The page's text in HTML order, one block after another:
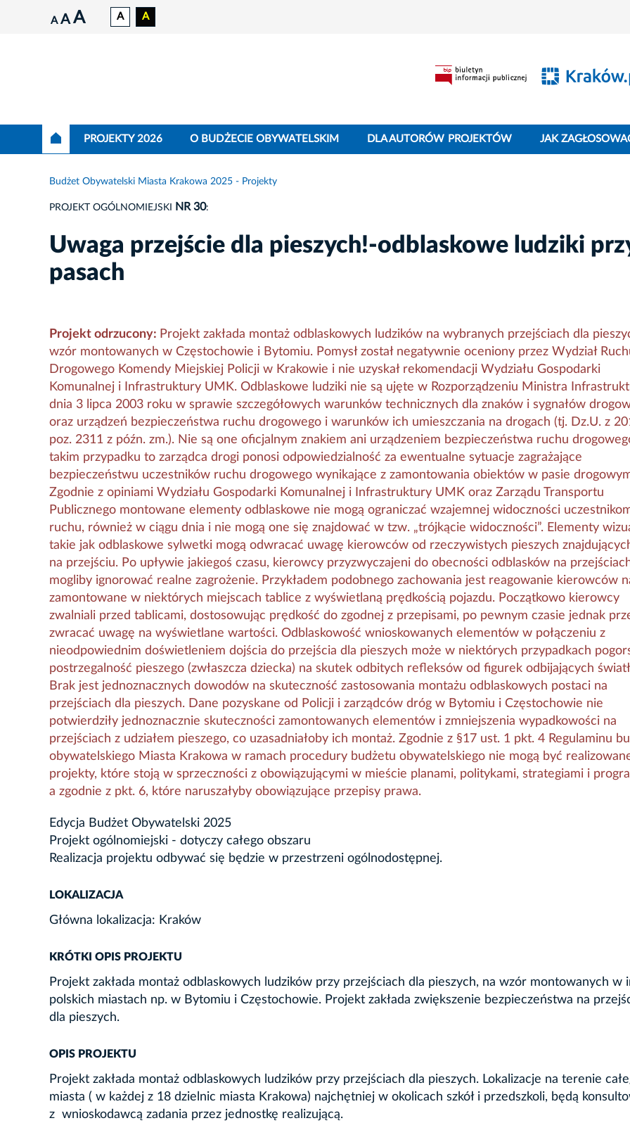
A A A A A
PROJEKTY 2026 O BUDŻECIE OBYWATELSKIM DLA AUTORÓW PROJEKTÓW JAK
Budżet Obywatelski Miasta Krakowa 2025 - Projekty
PROJEKT OGÓLNOMIEJSKI NR 30:
Uwaga przejście dla pieszych!-odblaskowe ludziki
pasach
Projekt odrzucony: Projekt zakłada montaż odblaskowych ludzików na wybranych przejściach dla
wzór montowanych w Częstochowie i Bytomiu. Pomysł został negatywnie oceniony przez Wydział
Drogowego Komendy Miejskiej Policji w Krakowie i nie uzyskał rekomendacji Wydziału Gospodarki
Komunalnej i Infrastruktury UMK. Odblaskowe ludziki nie są ujęte w Rozporządzeniu Ministra
dnia 3 lipca 2003 roku w sprawie szczegółowych warunków technicznych dla znaków i sygnałów
oraz urządzeń bezpieczeństwa ruchu drogowego i warunków ich umieszczania na drogach (tj. Dz.U. z
poz. 2311 z późn. zm.). Nie są one oficjalnym znakiem ani urządzeniem bezpieczeństwa ruchu
takim przypadku to zarządca drogi ponosi odpowiedzialność za ewentualne sytuacje zagrażające
bezpieczeństwu uczestników ruchu drogowego wynikające z zamontowania obiektów w pasie
Zgodnie z opiniami Wydziału Gospodarki Komunalnej i Infrastruktury UMK oraz Zarządu Transportu
Publicznego montowane elementy odblaskowe nie mogą ograniczać wzajemnej widoczności
ruchu, również w ciągu dnia i nie mogą one się znajdować w tzw. „trójkącie widoczności”. Elementy
takie jak odblaskowe sylwetki mogą odwracać uwagę kierowców od rzeczywistych pieszych
na przejściu. Po upływie jakiegoś czasu, kierowcy przyzwyczajeni do obecności odblasków na
mogliby ignorować realne zagrożenie. Przykładem podobnego zachowania jest reagowanie kierowców
zamontowane w niektórych miejscach tablice z wyświetlaną prędkością pojazdu. Początkowo kierowcy
zwalniali przed tablicami, dostosowując prędkość do zgodnej z przepisami, po pewnym czasie jednak
zwracać uwagę na wyświetlane wartości. Odblaskowość wnioskowanych elementów w połączeniu z
nieodpowiednim doświetleniem dojścia do przejścia dla pieszych może w niektórych przypadkach
postrzegalność pieszego (zwłaszcza dziecka) na skutek odbitych refleksów od figurek odbijających
Brak jest jednoznacznych dowodów na skuteczność zastosowania montażu odblaskowych postaci na
przejściach dla pieszych. Dane pozyskane od Policji i zarządców dróg w Bytomiu i Częstochowie nie
potwierdziły jednoznacznie skuteczności zamontowanych elementów i zmniejszenia wypadkowości na
przejściach z udziałem pieszego, co uzasadniałoby ich montaż. Zgodnie z §17 ust. 1 pkt. 4 Regulaminu
obywatelskiego Miasta Krakowa w ramach procedury budżetu obywatelskiego nie mogą być
projekty, które stoją w sprzeczności z obowiązującymi w mieście planami, politykami, strategiami i
a zgodnie z pkt. 6, które naruszałyby obowiązujące przepisy prawa.
Edycja Budżet Obywatelski 2025
Projekt ogólnomiejski - dotyczy całego obszaru
Realizacja projektu odbywać się będzie w przestrzeni ogólnodostępnej.
LOKALIZACJA
Główna lokalizacja: Kraków
KRÓTKI OPIS PROJEKTU
Projekt zakłada montaż odblaskowych ludzików przy przejściach dla pieszych, na wzór montowanych w
polskich miastach np. w Bytomiu i Częstochowie. Projekt zakłada zwiększenie bezpieczeństwa na
dla pieszych.
OPIS PROJEKTU
Projekt zakłada montaż odblaskowych ludzików przy przejściach dla pieszych. Lokalizacje na terenie
miasta ( w każdej z 18 dzielnic miasta Krakowa) najchętniej w okolicach szkół i przedszkoli, będą
z wnioskodawcą zadania przez jednostkę realizującą.